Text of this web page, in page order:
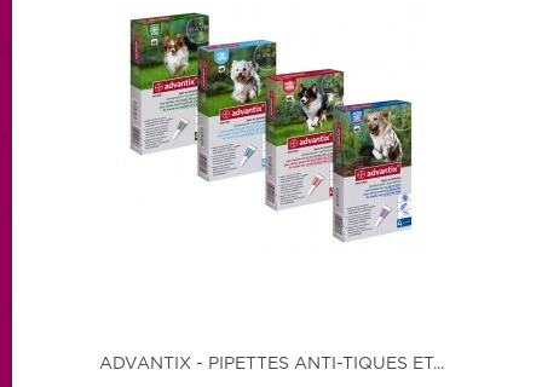
ADVANTIX - PIPETTES ANTI-TIQUES ET...